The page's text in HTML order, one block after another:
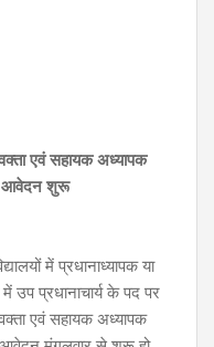
एवं सहायक अध्यापक
आवेदन शुरू
में प्रधानाध्यापक या
उप प्रधानाचार्य के पद पर
एवं सहायक अध्यापक